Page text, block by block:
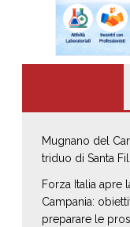
Mugnano del
triduo di Santa
Forza Italia apre
Campania:
preparare le